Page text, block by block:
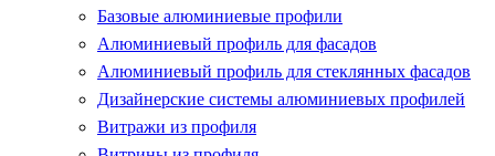
Базовые алюминиевые профили
Алюминиевый профиль для фасадов
Алюминиевый профиль для стеклянных фасадов
Дизайнерские системы алюминиевых профилей
Витражи из профиля